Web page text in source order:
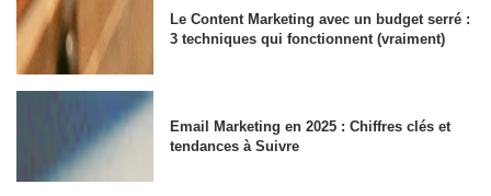
Le Content Marketing avec un budget serré :
3 techniques qui fonctionnent (vraiment)
Email Marketing en 2025 : Chiffres clés et
tendances à Suivre